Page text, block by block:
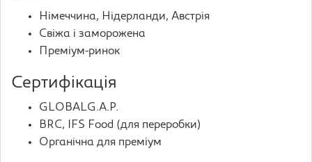
Німеччина, Нідерланди, Австрія
Свіжа і заморожена
Преміум-ринок
Сертифікація
GLOBALG.A.P.
BRC, IFS Food (для переробки)
Органічна для преміум